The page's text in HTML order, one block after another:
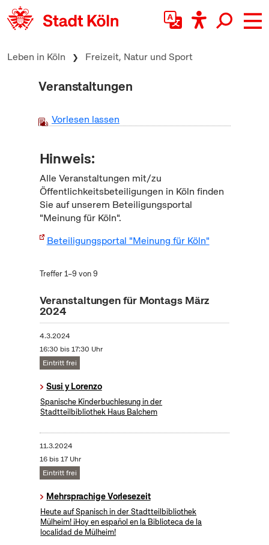
zum Inhalt springen
Leben in Köln Freizeit, Natur und Sport
Veranstaltungen
Vorlesen lassen
Hinweis:
Alle Veranstaltungen mit/zu
Öffentlichkeitsbeteiligungen in Köln finden
Sie auf unserem Beteiligungsportal
"Meinung für Köln".
Beteiligungsportal "Meinung für Köln"
Treffer 1–9 von 9
Veranstaltungen für Montags März
2024
4.3.2024
16:30 bis 17:30 Uhr
Eintritt frei
Susi y Lorenzo
Spanische Kinderbuchlesung in der
Stadtteilbibliothek Haus Balchem
11.3.2024
16 bis 17 Uhr
Eintritt frei
Mehrsprachige Vorlesezeit
Heute auf Spanisch in der Stadtteilbibliothek
Mülheim! ¡Hoy en español en la Biblioteca de la
localidad de Mülheim!